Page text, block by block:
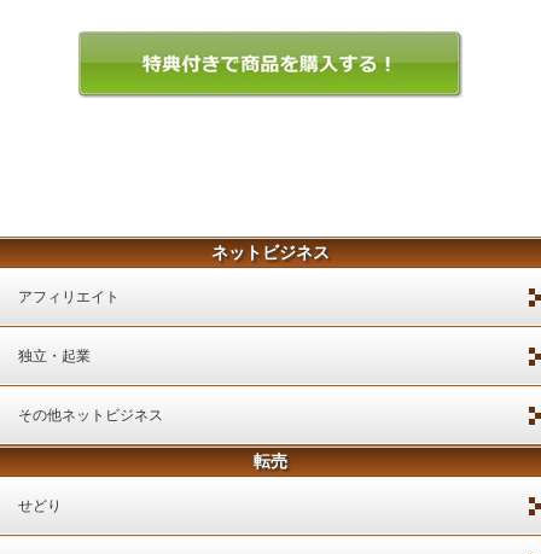
ネットビジネス
アフィリエイト
独立・起業
その他ネットビジネス
転売
せどり